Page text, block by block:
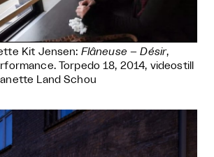
Kit Jensen: Flâneuse – Désir,
Torpedo 18, 2014, videostill
Land Schou